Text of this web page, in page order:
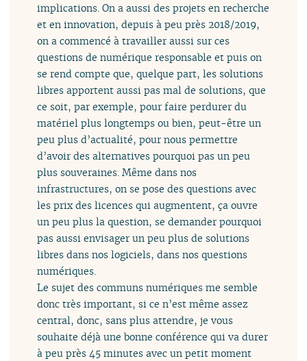
implications. On a aussi des projets en recherche
et en innovation, depuis à peu près 2018/2019,
on a commencé à travailler aussi sur ces
questions de numérique responsable et puis on
se rend compte que, quelque part, les solutions
libres apportent aussi pas mal de solutions, que
ce soit, par exemple, pour faire perdurer du
matériel plus longtemps ou bien, peut-être un
peu plus d’actualité, pour nous permettre
d’avoir des alternatives pourquoi pas un peu
plus souveraines. Même dans nos
infrastructures, on se pose des questions avec
les prix des licences qui augmentent, ça ouvre
un peu plus la question, se demander pourquoi
pas aussi envisager un peu plus de solutions
libres dans nos logiciels, dans nos questions
numériques.
Le sujet des communs numériques me semble
donc très important, si ce n’est même assez
central, donc, sans plus attendre, je vous
souhaite déjà une bonne conférence qui va durer
à peu près 45 minutes avec un petit moment